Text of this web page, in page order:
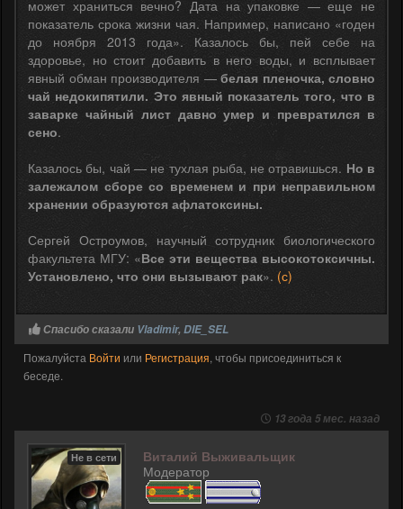
может храниться вечно? Дата на упаковке — еще не
показатель срока жизни чая. Например, написано «годен
до ноября 2013 года». Казалось бы, пей себе на
здоровье, но стоит добавить в него воды, и всплывает
явный обман производителя — белая пленочка, словно
чай недокипятили. Это явный показатель того, что в
заварке чайный лист давно умер и превратился в
сено.
Казалось бы, чай — не тухлая рыба, не отравишься. Но в
залежалом сборе со временем и при неправильном
хранении образуются афлатоксины.
Сергей Остроумов, научный сотрудник биологического
факультета МГУ: «Все эти вещества высокотоксичны.
Установлено, что они вызывают рак». (с)
Спасибо сказали Vladimir, DIE_SEL
Пожалуйста Войти или Регистрация, чтобы присоединиться к
беседе.
13 года 5 мес. назад
Не в сети
Виталий Выживальщик
Модератор